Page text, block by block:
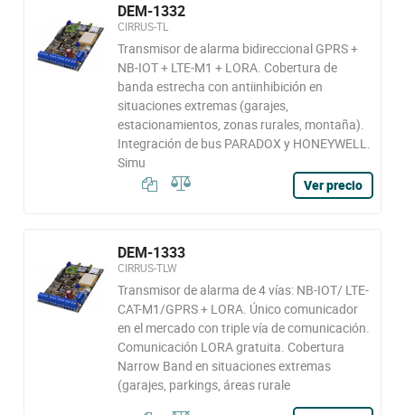
DEM-1332
CIRRUS-TL
Transmisor de alarma bidireccional GPRS +
NB-IOT + LTE-M1 + LORA. Cobertura de
banda estrecha con antiinhibición en
situaciones extremas (garajes,
estacionamientos, zonas rurales, montaña).
Integración de bus PARADOX y HONEYWELL.
Simu
Ver precio
DEM-1333
CIRRUS-TLW
Transmisor de alarma de 4 vías: NB-IOT/ LTE-
CAT-M1/GPRS + LORA. Único comunicador
en el mercado con triple vía de comunicación.
Comunicación LORA gratuita. Cobertura
Narrow Band en situaciones extremas
(garajes, parkings, áreas rurale